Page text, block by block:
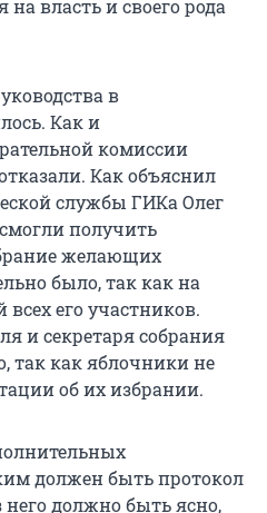
власть и своего рода
в
Как и
комиссии
Как объяснил
службы ГИКа Олег
получить
желающих
было, так как на
его участников.
и секретаря собрания
так как яблочники не
об их избрании.
должен быть протокол
должно быть ясно,